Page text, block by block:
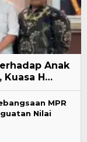
Anak
Kuasa H…
MPR
Nilai